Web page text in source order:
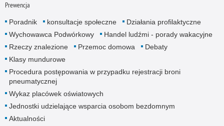
Prewencja
Poradnik konsultacje społeczne
Działania profilaktyczne
Wychowawca Podwórkowy
Handel ludźmi - porady wakacyjne
Rzeczy znalezione
Przemoc domowa
Debaty
Klasy mundurowe
Procedura postępowania w przypadku rejestracji broni
pneumatycznej
Wykaz placówek oświatowych
Jednostki udzielające wsparcia osobom bezdomnym
Aktualności